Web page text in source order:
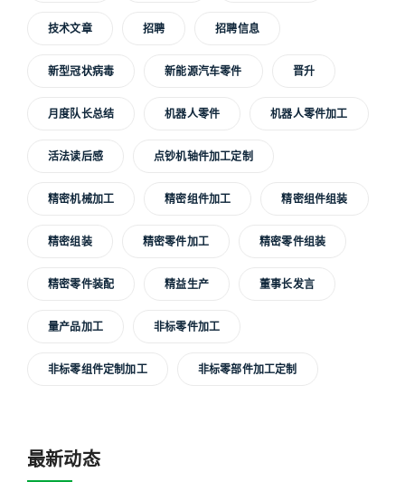
技术文章 招聘 招聘信息
新型冠状病毒 新能源汽车零件 晋升
月度队长总结 机器人零件 机器人零件加工
活法读后感 点钞机轴件加工定制
精密机械加工 精密组件加工 精密组件组装
精密组装 精密零件加工 精密零件组装
精密零件装配 精益生产 董事长发言
量产品加工 非标零件加工
非标零组件定制加工 非标零部件加工定制
最新动态